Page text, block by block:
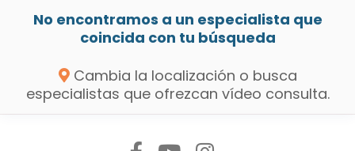
No encontramos a un especialista que
coincida con tu búsqueda
Cambia la localización o busca
especialistas que ofrezcan vídeo consulta.